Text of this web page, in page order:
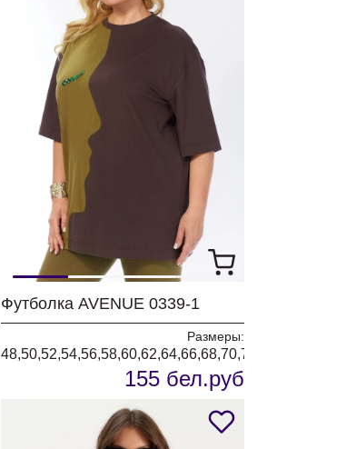
Футболка AVENUE 0339-1
Размеры:
48,50,52,54,56,58,60,62,64,66,68,70,72
155 бел.руб